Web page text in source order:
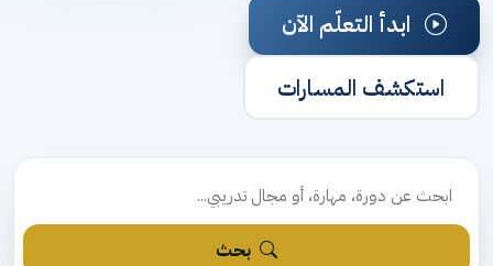
ابدأ التعلّم الآن
استكشف المسارات
بحث